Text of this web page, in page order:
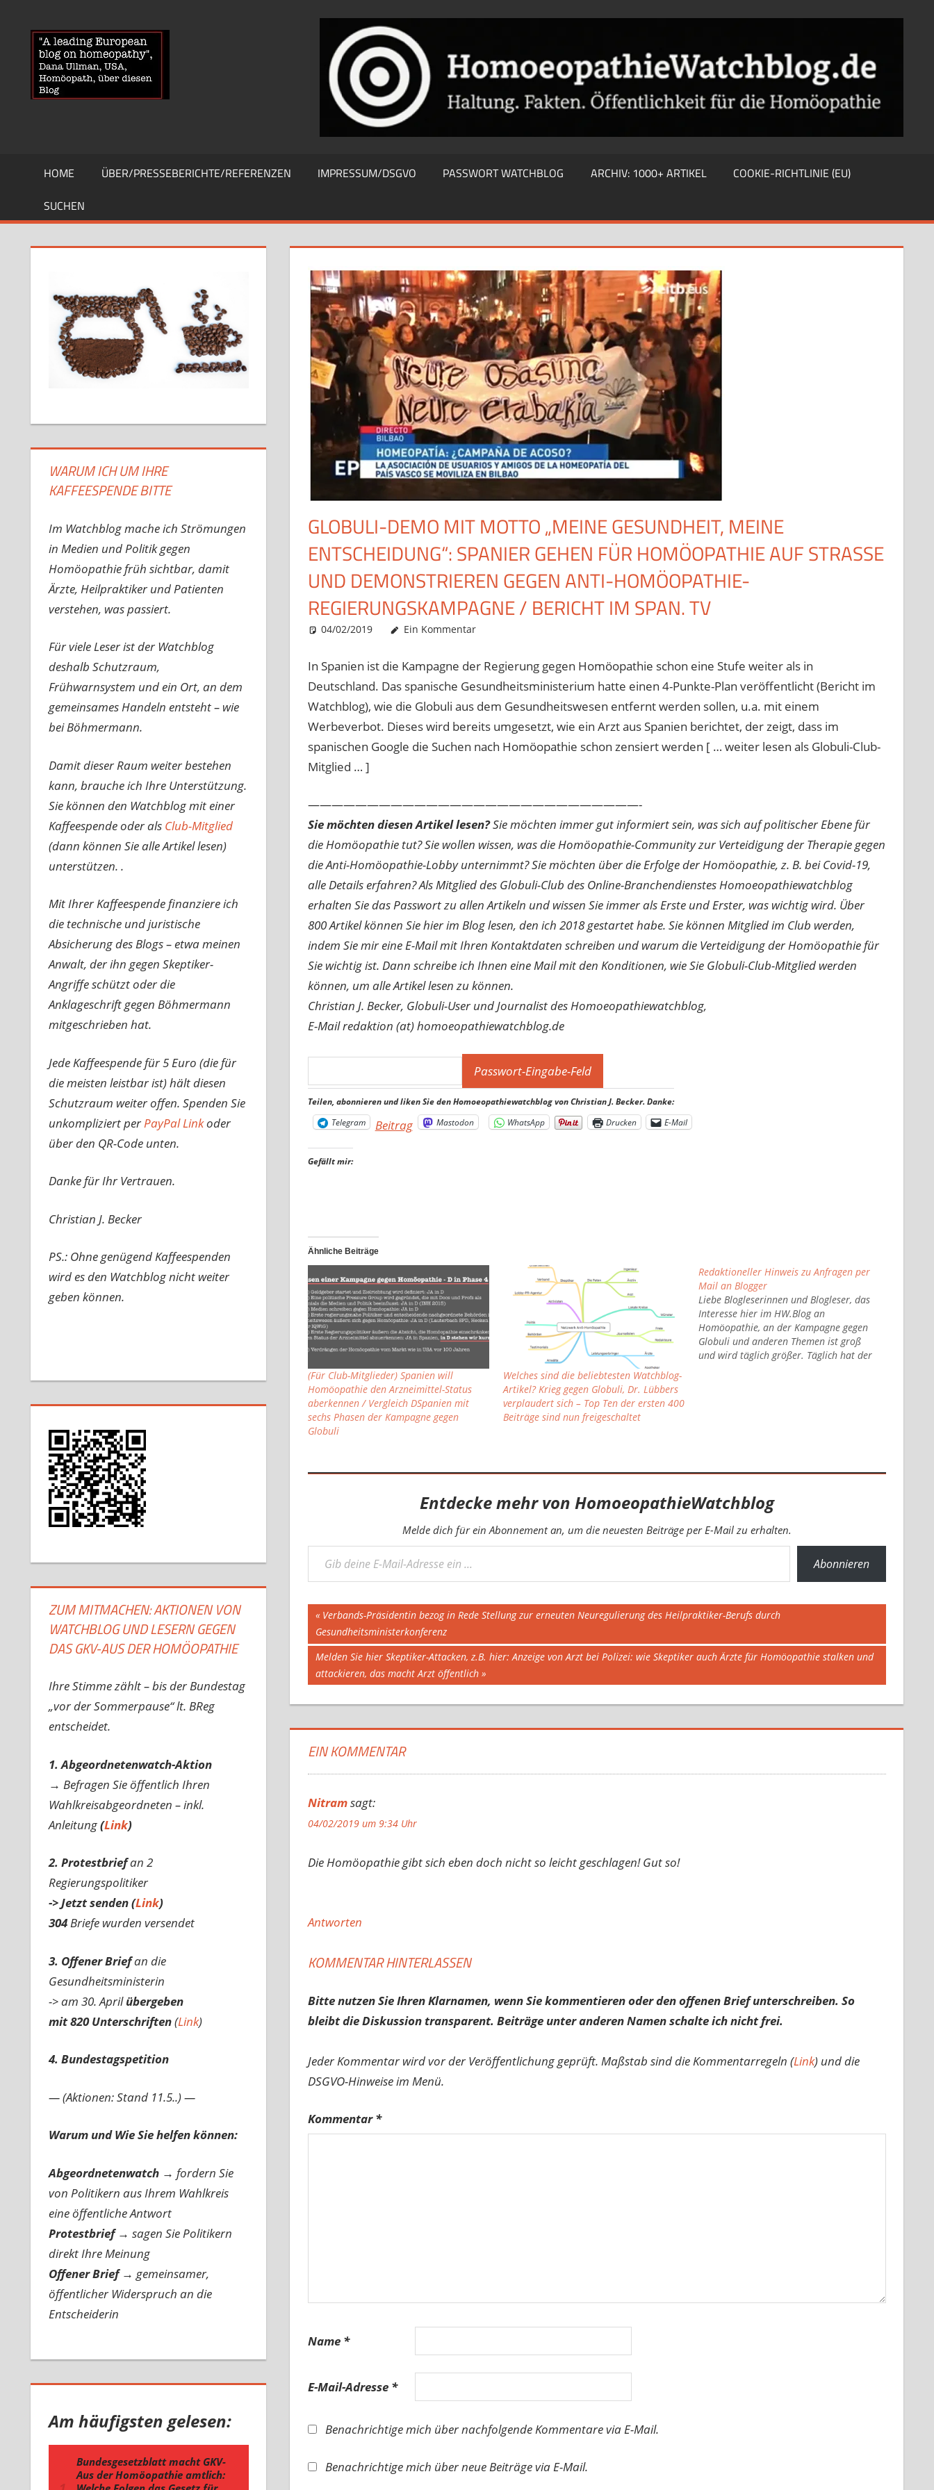
springen
HOMOEOPATHIEWATCHBLOG
News
über
Homöopathie
und
Globuli-
HOME ÜBER/PRESSEBERICHTE/REFERENZEN IMPRESSUM/DSGVO PASSWORT WATCHBLOG ARCHIV: 1000+ ARTIKEL
COOKIE-RICHTLINIE (EU)
SUCHEN
GLOBULI-DEMO MIT MOTTO „MEINE GESUNDHEIT, MEINE
ENTSCHEIDUNG“: SPANIER GEHEN FÜR HOMÖOPATHIE AUF STRASSE
UND DEMONSTRIEREN GEGEN ANTI-HOMÖOPATHIE-
REGIERUNGSKAMPAGNE / BERICHT IM SPAN. TV
04/02/2019 Christian J. Becker
Allgemein
Ein Kommentar
In Spanien ist die Kampagne der Regierung gegen Homöopathie schon eine Stufe weiter als in
Deutschland. Das spanische Gesundheitsministerium hatte einen 4-Punkte-Plan veröffentlicht (Bericht im
Watchblog), wie die Globuli aus dem Gesundheitswesen entfernt werden sollen, u.a. mit einem
Werbeverbot. Dieses wird bereits umgesetzt, wie ein Arzt aus Spanien berichtet, der zeigt, dass im
spanischen Google die Suchen nach Homöopathie schon zensiert werden [ … weiter lesen als Globuli-Club-
Mitglied … ]
————————————————————————————-
Sie möchten diesen Artikel lesen?Sie möchten immer gut informiert sein, was sich auf politischer Ebene für
die Homöopathie tut? Sie wollen wissen, was die Homöopathie-Community zur Verteidigung der Therapie gegen
die Anti-Homöopathie-Lobby unternimmt? Sie möchten über die Erfolge der Homöopathie, z. B. bei Covid-19,
alle Details erfahren? Als Mitglied des Globuli-Club des Online-Branchendienstes Homoeopathiewatchblog
erhalten Sie das Passwort zu allen Artikeln und wissen Sie immer als Erste und Erster, was wichtig wird. Über
800 Artikel können Sie hier im Blog lesen, den ich 2018 gestartet habe. Sie können Mitglied im Club werden,
indem Sie mir eine E-Mail mit Ihren Kontaktdaten schreiben und warum die Verteidigung der Homöopathie für
Sie wichtig ist. Dann schreibe ich Ihnen eine Mail mit den Konditionen, wie Sie Globuli-Club-Mitglied werden
können, um alle Artikel lesen zu können.
Christian J. Becker, Globuli-User und Journalist des Homoeopathiewatchblog,
E-Mail redaktion (at) homoeopathiewatchblog.de
Teilen, abonnieren und liken Sie den Homoeopathiewatchblog von Christian J. Becker. Danke:
Telegram
Beitrag Mastodon WhatsApp Drucken E-Mail
Gefällt mir:
Ähnliche Beiträge
(Für Club-Mitglieder) Spanien will
Homöopathie den Arzneimittel-Status
aberkennen / Vergleich DSpanien mit
sechs Phasen der Kampagne gegen
Globuli
Welches sind die beliebtesten Watchblog-
Artikel? Krieg gegen Globuli, Dr. Lübbers
verplaudert sich – Top Ten der ersten 400
Beiträge sind nun freigeschaltet
Redaktioneller Hinweis zu Anfragen per
Mail an Blogger
Liebe Blogleserinnen und Blogleser, das
Interesse hier im HW.Blog an
Homöopathie, an der Kampagne gegen
Globuli und anderen Themen ist groß
und wird täglich größer. Täglich hat der
Entdecke mehr von HomoeopathieWatchblog
Melde dich für ein Abonnement an, um die neuesten Beiträge per E-Mail zu erhalten.
Gib deine E-Mail-Adresse ein ...
Abonnieren
Beitragsnavigation
Vorheriger
Beitrag:
Verbands-Präsidentin bezog in Rede Stellung zur erneuten Neuregulierung des Heilpraktiker-Berufs durch
Gesundheitsministerkonferenz
Nächster
Beitrag:
Melden Sie hier Skeptiker-Attacken, z.B. hier: Anzeige von Arzt bei Polizei: wie Skeptiker auch Ärzte für Homöopathie stalken und
attackieren, das macht Arzt öffentlich
EIN KOMMENTAR
Nitramsagt:
04/02/2019 um 9:34 Uhr
Die Homöopathie gibt sich eben doch nicht so leicht geschlagen! Gut so!
Antworten
KOMMENTAR HINTERLASSEN
Bitte nutzen Sie Ihren Klarnamen, wenn Sie kommentieren oder den offenen Brief unterschreiben. So
bleibt die Diskussion transparent. Beiträge unter anderen Namen schalte ich nicht frei.
Jeder Kommentar wird vor der Veröffentlichung geprüft. Maßstab sind die Kommentarregeln (Link) und die
DSGVO-Hinweise im Menü.
Kommentar*
Name *
E-Mail-Adresse *
Benachrichtige mich über nachfolgende Kommentare via E-Mail.
Benachrichtige mich über neue Beiträge via E-Mail.
WARUM ICH UM IHRE
KAFFEESPENDE BITTE
Im Watchblog mache ich Strömungen
in Medien und Politik gegen
Homöopathie früh sichtbar, damit
Ärzte, Heilpraktiker und Patienten
verstehen, was passiert.
Für viele Leser ist der Watchblog
deshalb Schutzraum,
Frühwarnsystem und ein Ort, an dem
gemeinsames Handeln entsteht – wie
bei Böhmermann.
Damit dieser Raum weiter bestehen
kann, brauche ich Ihre Unterstützung.
Sie können den Watchblog mit einer
Kaffeespende oder als Club-Mitglied
(dann können Sie alle Artikel lesen)
unterstützen. .
Mit Ihrer Kaffeespende finanziere ich
die technische und juristische
Absicherung des Blogs – etwa meinen
Anwalt, der ihn gegen Skeptiker-
Angriffe schützt oder die
Anklageschrift gegen Böhmermann
mitgeschrieben hat.
Jede Kaffeespende für 5 Euro (die für
die meisten leistbar ist) hält diesen
Schutzraum weiter offen. Spenden Sie
unkompliziert perPayPal Linkoder
über den QR-Code unten.
Danke für Ihr Vertrauen.
Christian J. Becker
PS.: Ohne genügend Kaffeespenden
wird es den Watchblog nicht weiter
geben können.
ZUM MITMACHEN: AKTIONEN VON
WATCHBLOG UND LESERN GEGEN
DAS GKV-AUS DER HOMÖOPATHIE
Ihre Stimme zählt – bis der Bundestag
„vor der Sommerpause“ lt. BReg
entscheidet.
1. Abgeordnetenwatch-Aktion
→ Befragen Sie öffentlich Ihren
Wahlkreisabgeordneten – inkl.
Anleitung(Link)
2. Protestbriefan 2
Regierungspolitiker
-> Jetzt senden (Link)
304Briefe wurden versendet
3. Offener Briefan die
Gesundheitsministerin
-> am 30. Aprilübergeben
mit 820 Unterschriften(Link)
4. Bundestagspetition
— (Aktionen: Stand 11.5..) —
Warum und Wie Sie helfen können:
Abgeordnetenwatch → fordern Sie
von Politikern aus Ihrem Wahlkreis
eine öffentliche Antwort
Protestbrief → sagen Sie Politikern
direkt Ihre Meinung
Offener Brief → gemeinsamer,
öffentlicher Widerspruch an die
Entscheiderin
Am häufigsten gelesen: